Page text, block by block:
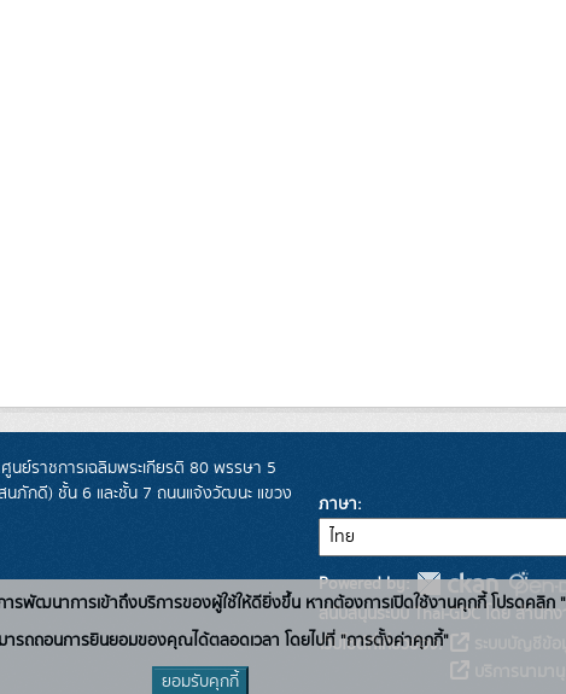
ย์ราชการเฉลิมพระเกียรติ 80 พรรษา 5
ภักดี) ชั้น 6 และชั้น 7 ถนนแจ้งวัฒนะ แขวง
ภาษา
Powered by:
สนับสนุนระบบ Thai-GDC โดย สำนัก
เว็บไซต์ที่เกี่ยวข้อง:
ารพัฒนาการเข้าถึงบริการของผู้ใช้ให้ดียิ่งขึ้น หากต้องการเปิดใช้งานคุกกี้ โปรดคลิ
รถถอนการยินยอมของคุณได้ตลอดเวลา โดยไปที่ "การตั้งค่าคุกกี้"
ยอมรับคุกกี้